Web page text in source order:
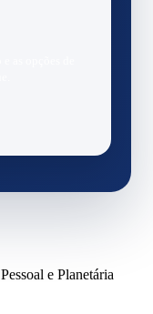
e Planetária